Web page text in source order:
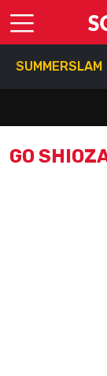
SUMMERSLAM
GO